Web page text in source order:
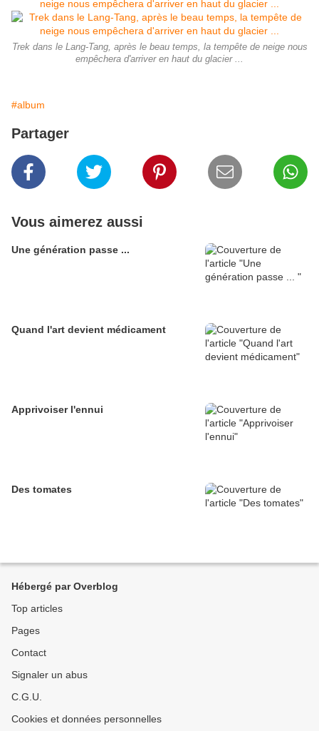
Trek dans le Lang-Tang, après le beau temps, la tempête de neige nous
empêchera d'arriver en haut du glacier ...
#album
Partager
Vous aimerez aussi
Une génération passe ...
Quand l'art devient médicament
Apprivoiser l'ennui
Des tomates
Hébergé par Overblog
Top articles
Pages
Contact
Signaler un abus
C.G.U.
Cookies et données personnelles